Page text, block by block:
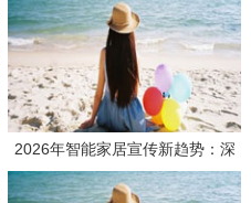
2026年智能家居宣传新趋势：深
度测评主流推广平台，解码品效合
一的传播密钥